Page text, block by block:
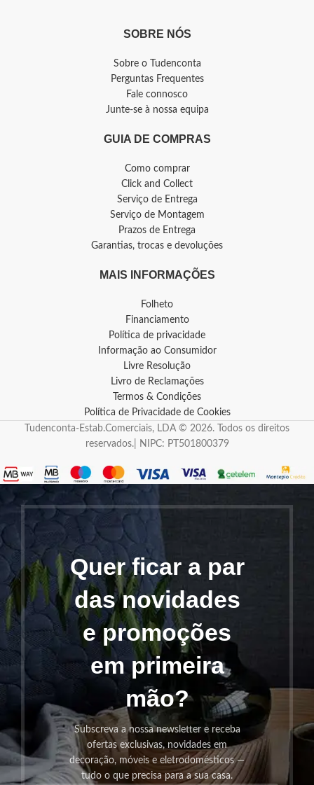
SOBRE NÓS
Sobre o Tudenconta
Perguntas Frequentes
Fale connosco
Junte-se à nossa equipa
GUIA DE COMPRAS
Como comprar
Click and Collect
Serviço de Entrega
Serviço de Montagem
Prazos de Entrega
Garantias, trocas e devoluções
MAIS INFORMAÇÕES
Folheto
Financiamento
Política de privacidade
Informação ao Consumidor
Livre Resolução
Livro de Reclamações
Termos & Condições
Política de Privacidade de Cookies
Tudenconta-Estab.Comerciais, LDA © 2026. Todos os direitos
reservados.| NIPC: PT501800379
Quer ficar a par
das novidades
e promoções
em primeira
mão?
Subscreva a nossa newsletter e receba
ofertas exclusivas, novidades em
decoração, móveis e eletrodomésticos —
tudo o que precisa para a sua casa.